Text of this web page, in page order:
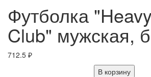
Футболка
Club" мужская,
712.5 ₽
В корзину